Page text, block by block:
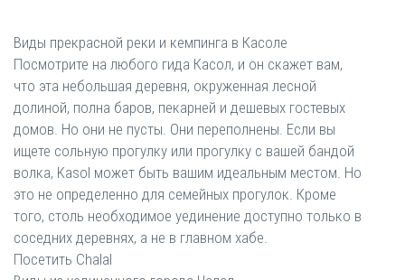
Виды прекрасной реки и кемпинга в Касоле
Посмотрите на любого гида Касол, и он скажет вам,
что эта небольшая деревня, окруженная лесной
долиной, полна баров, пекарней и дешевых гостевых
домов. Но они не пусты. Они переполнены. Если вы
ищете сольную прогулку или прогулку с вашей бандой
волка, Kasol может быть вашим идеальным местом. Но
это не определенно для семейных прогулок. Кроме
того, столь необходимое уединение доступно только в
соседних деревнях, а не в главном хабе.
Посетить Chalal